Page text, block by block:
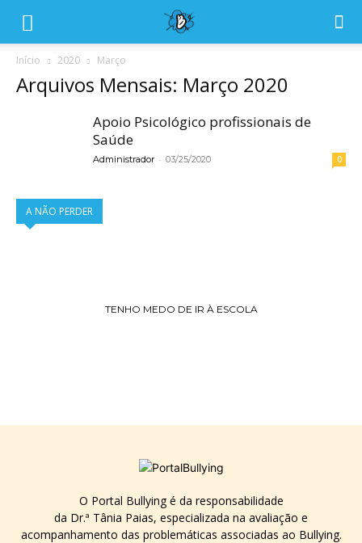
Início 2020 Março
Arquivos Mensais: Março 2020
Apoio Psicológico profissionais de
Saúde
Administrador - 03/25/2020 0
A NÃO PERDER
TENHO MEDO DE IR À ESCOLA
O Portal Bullying é da responsabilidade
da Dr.ª Tânia Paias, especializada na avaliação e
acompanhamento das problemáticas associadas ao Bullying.